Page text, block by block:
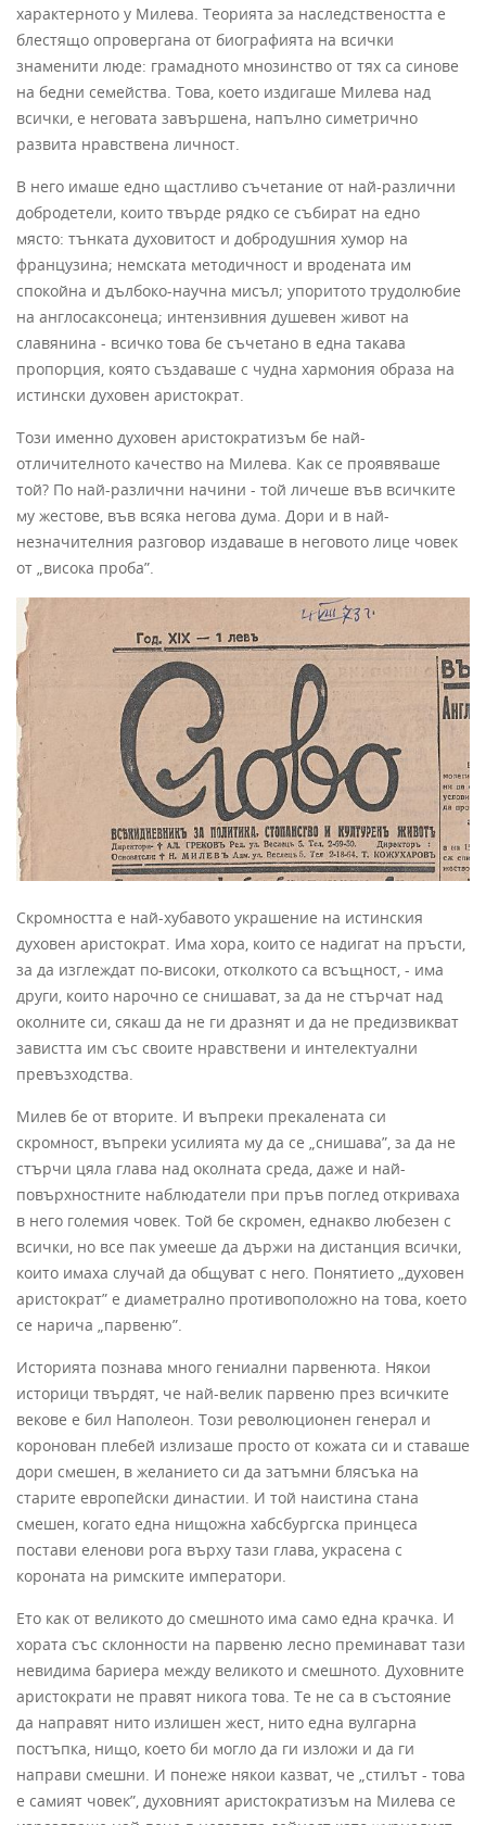
характерното у Милева. Теорията за наследствеността е
блестящо опровергана от биографията на всички
знаменити люде: грамадното мнозинство от тях са синове
на бедни семейства. Това, което издигаше Милева над
всички, е неговата завършена, напълно симетрично
развита нравствена личност.
В него имаше едно щастливо съчетание от най-различни
добродетели, които твърде рядко се събират на едно
място: тънката духовитост и добродушния хумор на
французина; немската методичност и вродената им
спокойна и дълбоко-научна мисъл; упоритото трудолюбие
на англосаксонеца; интензивния душевен живот на
славянина - всичко това бе съчетано в една такава
пропорция, която създаваше с чудна хармония образа на
истински духовен аристократ.
Този именно духовен аристократизъм бе най-
отличителното качество на Милева. Как се проявяваше
той? По най-различни начини - той личеше във всичките
му жестове, във всяка негова дума. Дори и в най-
незначителния раз­говор издаваше в неговото лице човек
от „висока проба”.
Скромността е най-хубавото украшение на истинския
духовен аристократ. Има хора, които се на­дигат на пръсти,
за да изглеждат по-високи, отколкото са всъщност, - има
дру­ги, които нарочно се снишават, за да не стърчат над
околните си, сякаш да не ги дразнят и да не предизвикват
завистта им със своите нравствени и интелектуални
превъзходства.
Милев бе от вторите. И въпреки прекалената си
скромност, въпреки усилия­та му да се „снишава”, за да не
стърчи цяла глава над околната среда, даже и най-
повърхностните наблюдатели при пръв поглед откриваха
в него големия човек. Той бе скромен, еднакво любезен с
всички, но все пак умееше да държи на дистанция всички,
които имаха случай да общуват с него. Понятието „духовен
аристократ” е диаметрално противоположно на това, което
се нарича „парвеню”.
Историята познава много гениални парвенюта. Някои
историци твърдят, че най-велик парвеню през всичките
векове е бил Наполеон. Този революционен генерал и
коронован плебей излизаше просто от кожата си и ставаше
дори смешен, в желанието си да затъмни блясъка на
старите европейски династии. И той наистина стана
смешен, когато една нищожна хабсбургска прин­цеса
постави еленови рога върху тази глава, украсена с
короната на рим­ските императори.
Ето как от великото до смешното има само една крачка. И
хората със склон­ности на парвеню лесно преминават тази
невидима бариера между великото и смешното. Духовните
аристократи не правят никога това. Те не са в състояние
да направят нито излишен жест, нито една вулгарна
постъпка, нищо, което би могло да ги изложи и да ги
направи смешни. И понеже някои казват, че „стилът - това
е самият човек”, духовният аристократизъм на Милева се